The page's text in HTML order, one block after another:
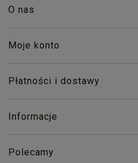
O nas
Moje konto
Płatności i dostawy
Informacje
Polecamy